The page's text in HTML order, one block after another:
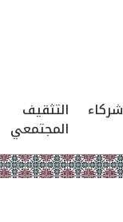
شركاء التثقيف
المجتمعي